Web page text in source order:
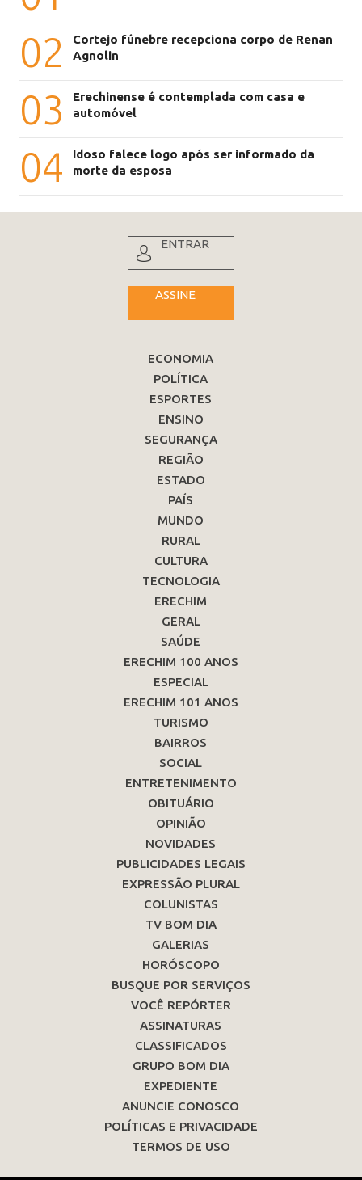
02
Cortejo fúnebre recepciona corpo de Renan
Agnolin
03
Erechinense é contemplada com casa e
automóvel
04
Idoso falece logo após ser informado da
morte da esposa
ENTRAR
ASSINE
ECONOMIA
POLÍTICA
ESPORTES
ENSINO
SEGURANÇA
REGIÃO
ESTADO
PAÍS
MUNDO
RURAL
CULTURA
TECNOLOGIA
ERECHIM
GERAL
SAÚDE
ERECHIM 100 ANOS
ESPECIAL
ERECHIM 101 ANOS
TURISMO
BAIRROS
SOCIAL
ENTRETENIMENTO
OBITUÁRIO
OPINIÃO
NOVIDADES
PUBLICIDADES LEGAIS
EXPRESSÃO PLURAL
COLUNISTAS
TV BOM DIA
GALERIAS
HORÓSCOPO
BUSQUE POR SERVIÇOS
VOCÊ REPÓRTER
ASSINATURAS
CLASSIFICADOS
GRUPO BOM DIA
EXPEDIENTE
ANUNCIE CONOSCO
POLÍTICAS E PRIVACIDADE
TERMOS DE USO